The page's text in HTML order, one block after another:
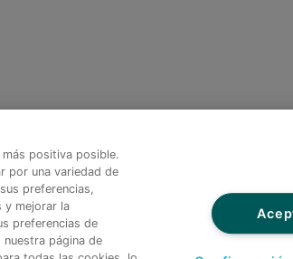
positiva posible.
por una variedad de
preferencias,
y mejorar la
preferencias de
página de